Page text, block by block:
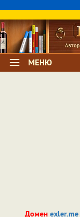
МЕНЮ
Домен exler.me